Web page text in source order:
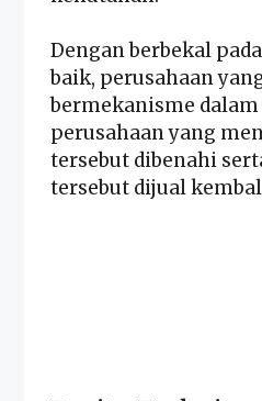
Dengan berbekal
baik, perusahaan
bermekanisme
perusahaan yang
tersebut dibenahi
tersebut dijual